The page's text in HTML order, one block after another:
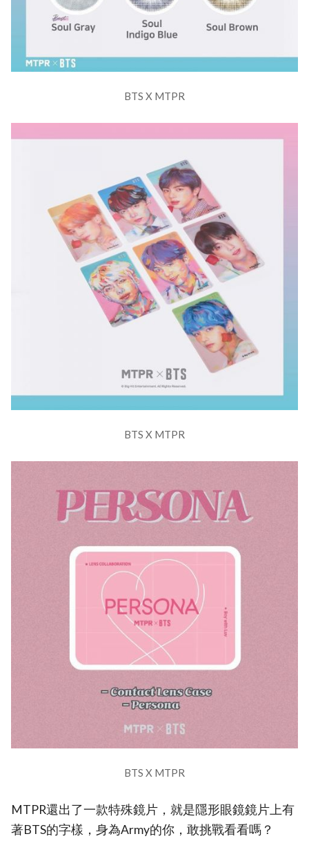
BTS X MTPR
BTS X MTPR
BTS X MTPR
MTPR還出了一款特殊鏡片，就是隱形眼鏡鏡片上有
著BTS的字樣，身為Army的你，敢挑戰看看嗎？